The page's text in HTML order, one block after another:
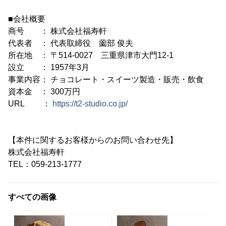
■会社概要
商号 ： 株式会社福寿軒
代表者 ： 代表取締役 薗部 俊夫
所在地 ： 〒514-0027 三重県津市大門12-1
設立 ： 1957年3月
事業内容： チョコレート・スイーツ製造・販売・飲食
資本金 ： 300万円
URL ：
https://t2-studio.co.jp/
【本件に関するお客様からのお問い合わせ先】
株式会社福寿軒
TEL：059-213-1777
すべての画像